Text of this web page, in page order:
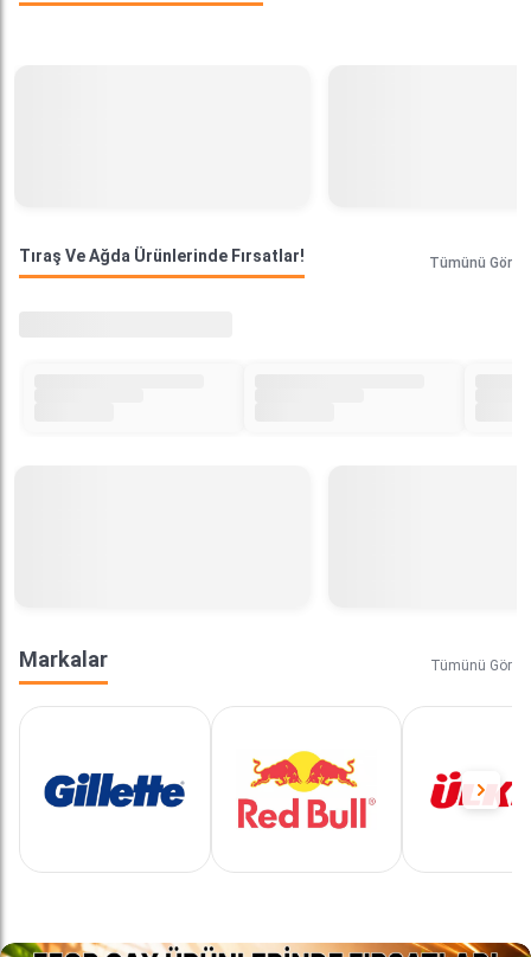
Tıraş Ve Ağda Ürünlerinde Fırsatlar! Tümünü Gör
Markalar Tümünü Gör